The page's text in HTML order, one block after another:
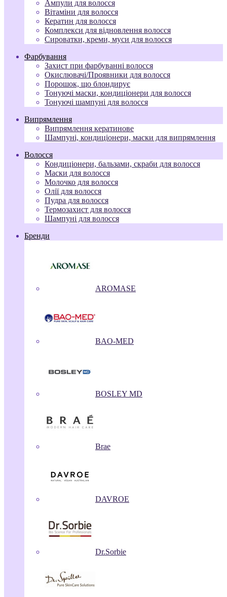
Ампули для волосся
Вітаміни для волосся
Кератин для волосся
Комплекси для відновлення волосся
Сироватки, креми, муси для волосся
Фарбування
Захист при фарбуванні волосся
Окислювачі/Проявники для волосся
Порошок, що блондирує
Тонуючі маски, кондиціонери для волосся
Тонуючі шампуні для волосся
Випрямлення
Випрямлення кератинове
Шампуні, кондиціонери, маски для випрямлення
Волосся
Кондиціонери, бальзами, скраби для волосся
Маски для волосся
Молочко для волосся
Олії для волосся
Пудра для волосся
Термозахист для волосся
Шампуні для волосся
Бренди
AROMASE
BAO-MED
BOSLEY MD
Brae
DAVROE
Dr.Sorbie